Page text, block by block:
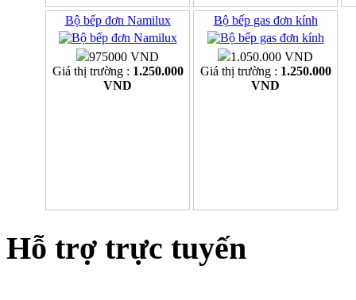
Bộ bếp đơn Namilux
975000 VND
Giá thị trường : 1.250.000
VND
Bộ bếp gas đơn kính
1.050.000 VND
Giá thị trường : 1.250.000
VND
Hỗ trợ trực tuyến